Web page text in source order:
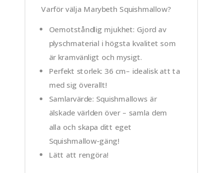
Varför välja Marybeth Squishmallow?
Oemotståndlig mjukhet: Gjord av
plyschmaterial i högsta kvalitet som
är kramvänligt och mysigt.
Perfekt storlek: 36 cm– idealisk att ta
med sig överallt!
Samlarvärde: Squishmallows är
älskade världen över – samla dem
alla och skapa ditt eget
Squishmallow-gäng!
Lätt att rengöra!